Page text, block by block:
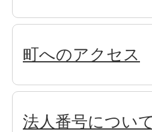
町へのアクセス
法人番号について